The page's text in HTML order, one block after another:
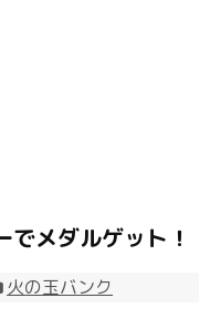
メダルゲット！
火の玉バンク